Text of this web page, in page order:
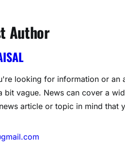
Author
looking for information or an
bit vague. News can cover a
article or topic in mind that